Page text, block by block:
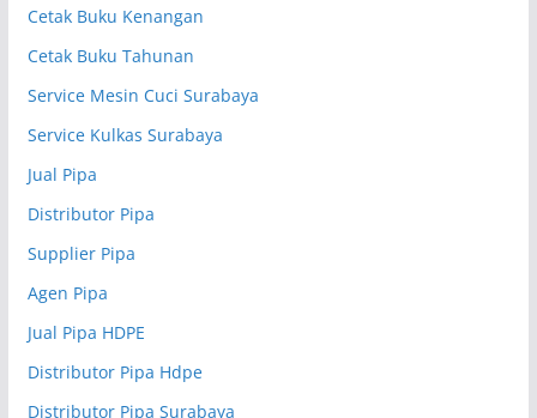
Cetak Buku Kenangan
Cetak Buku Tahunan
Service Mesin Cuci Surabaya
Service Kulkas Surabaya
Jual Pipa
Distributor Pipa
Supplier Pipa
Agen Pipa
Jual Pipa HDPE
Distributor Pipa Hdpe
Distributor Pipa Surabaya